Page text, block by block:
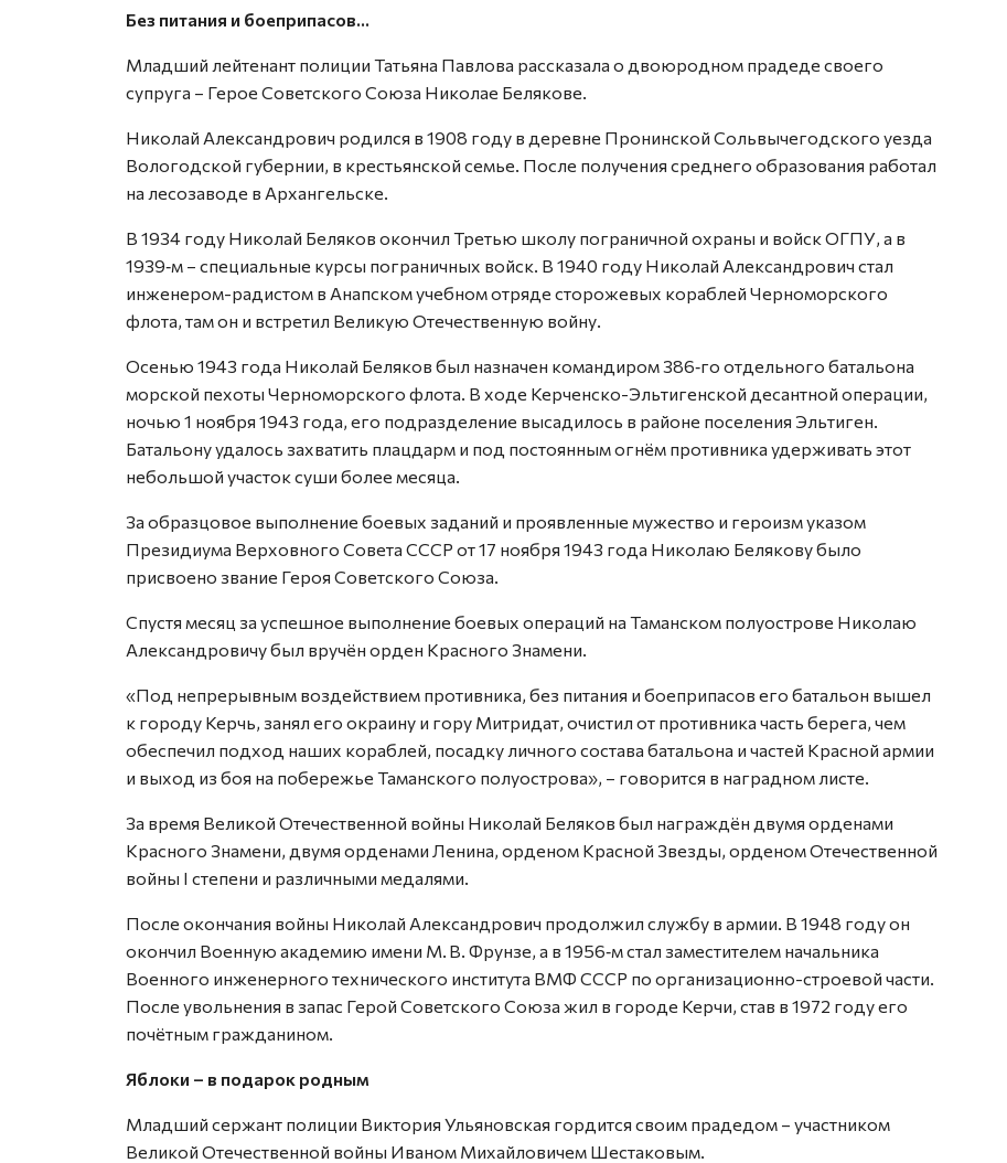
Без питания и боеприпасов…
Младший лейтенант полиции Татьяна Павлова рассказала о двоюродном прадеде своего
супруга – Герое Советского Союза Николае Белякове.
Николай Александрович родился в 1908 году в деревне Пронинской Сольвычегодского уезда
Вологодской губернии, в крестьянской семье. После получения среднего образования работал
на лесозаводе в Архангельске.
В 1934 году Николай Беляков окончил Третью школу пограничной охраны и войск ОГПУ, а в
1939‑м – специальные курсы пограничных войск. В 1940 году Николай Александрович стал
инженером-радистом в Анапском учебном отряде сторожевых кораблей Черноморского
флота, там он и встретил Великую Отечественную войну.
Осенью 1943 года Николай Беляков был назначен командиром 386‑го отдельного батальона
морской пехоты Черноморского флота. В ходе Керченско-Эльтигенской десантной операции,
ночью 1 ноября 1943 года, его подразделение высадилось в районе поселения Эльтиген.
Батальону удалось захватить плацдарм и под постоянным огнём противника удерживать этот
небольшой участок суши более месяца.
За образцовое выполнение боевых заданий и проявленные мужество и героизм указом
Президиума Верховного Совета СССР от 17 ноября 1943 года Николаю Белякову было
присвоено звание Героя Советского Союза.
Спустя месяц за успешное выполнение боевых операций на Таманском полуострове Николаю
Александровичу был вручён орден Красного Знамени.
«Под непрерывным воздействием противника, без питания и боеприпасов его батальон вышел
к городу Керчь, занял его окраину и гору Митридат, очистил от противника часть берега, чем
обеспечил подход наших кораблей, посадку личного состава батальона и частей Красной армии
и выход из боя на побережье Таманского полуострова», – говорится в наградном листе.
За время Великой Отечественной войны Николай Беляков был награждён двумя орденами
Красного Знамени, двумя орденами Ленина, орденом Красной Звезды, орденом Отечественной
войны I степени и различными медалями.
После окончания войны Николай Александрович продолжил службу в армии. В 1948 году он
окончил Военную академию имени М. В. Фрунзе, а в 1956‑м стал заместителем начальника
Военного инженерного технического института ВМФ СССР по организационно-строевой части.
После увольнения в запас Герой Советского Союза жил в городе Керчи, став в 1972 году его
почётным гражданином.
Яблоки – в подарок родным
Младший сержант полиции Виктория Ульяновская гордится своим прадедом – участником
Великой Отечественной войны Иваном Михайловичем Шестаковым.